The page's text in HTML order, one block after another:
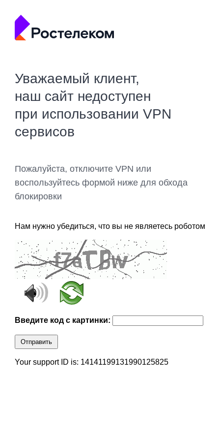
Уважаемый клиент,
наш сайт недоступен
при использовании VPN
сервисов
Пожалуйста, отключите VPN или
воспользуйтесь формой ниже для обхода
блокировки
Нам нужно убедиться, что вы не являетесь роботом
Введите код с картинки:
Отправить
Your support ID is: 14141199131990125825